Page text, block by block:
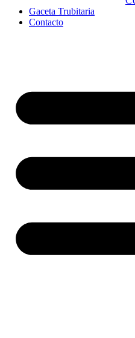
Gaceta Trubitaria
Contacto